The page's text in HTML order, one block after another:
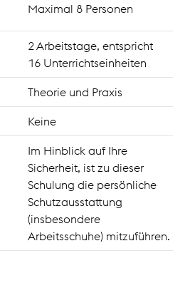
Maximal 8 Personen
2 Arbeitstage, entspricht
16 Unterrichtseinheiten
Theorie und Praxis
Keine
Im Hinblick auf Ihre
Sicherheit, ist zu dieser
Schulung die persönliche
Schutzausstattung
(insbesondere
Arbeitsschuhe) mitzuführen.